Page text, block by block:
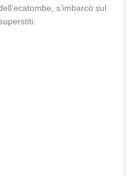
s’imbarcò sul